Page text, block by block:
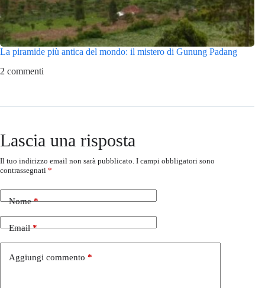
La piramide più antica del mondo: il mistero di Gunung Padang
2 commenti
Lascia una risposta
Il tuo indirizzo email non sarà pubblicato. I campi obbligatori sono
contrassegnati *
Nome*
Email*
Aggiungi commento *